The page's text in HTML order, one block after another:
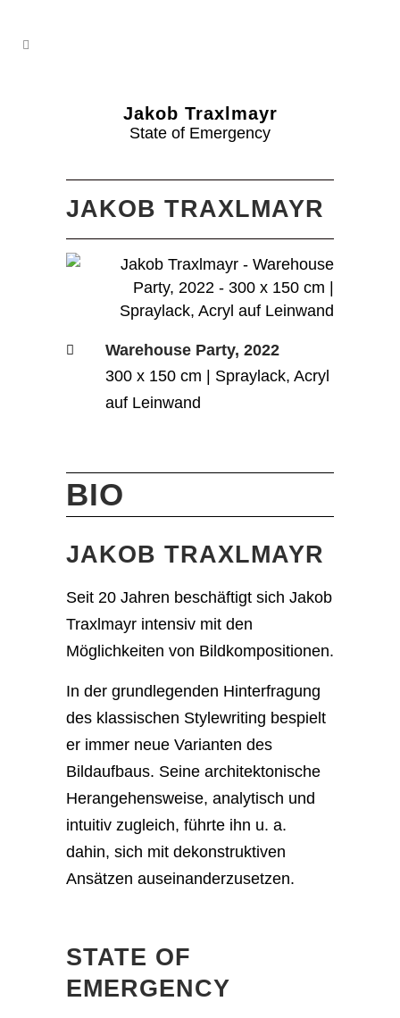
Jakob Traxlmayr
State of Emergency
JAKOB TRAXLMAYR
Warehouse Party, 2022
300 x 150 cm | Spraylack, Acryl
auf Leinwand
BIO
JAKOB TRAXLMAYR
Seit 20 Jahren beschäftigt sich Jakob
Traxlmayr intensiv mit den
Möglichkeiten von Bildkompositionen.
In der grundlegenden Hinterfragung
des klassischen Stylewriting bespielt
er immer neue Varianten des
Bildaufbaus. Seine architektonische
Herangehensweise, analytisch und
intuitiv zugleich, führte ihn u. a.
dahin, sich mit dekonstruktiven
Ansätzen auseinanderzusetzen.
STATE OF
EMERGENCY